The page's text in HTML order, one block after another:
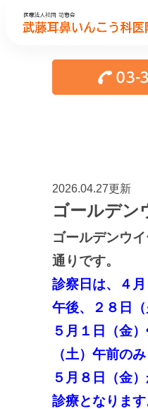
2026.04.27更新
ゴールデン
ゴールデンウ
通りです。
診察日は、４
午後、２８日（
５月１日（金
（土）午前の
５月８日（金
診療となります